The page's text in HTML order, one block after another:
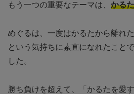
もう一つの重要なテーマは、 かる
めぐるは、一度はかるたから離れ
という気持ちに素直になれたこと
した。
勝ち負けを超えて、「かるたを愛